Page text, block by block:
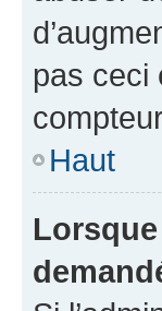
pas ceci
Haut